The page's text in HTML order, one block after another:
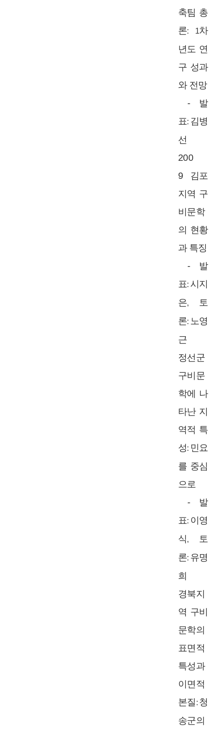
축팀 총
론: 1차
년도 연
구 성과
와 전망
- 발
표: 김병
선
200
9 김포
지역 구
비문학
의 현황
과 특징
- 발
표: 시지
은,
토
론: 노영
근
정선군
구비문
학에 나
타난 지
역적 특
성: 민요
를 중심
으로
- 발
표: 이영
식,
토
론: 유명
희
경북지
역 구비
문학의
표면적
특성과
이면적
본질 : 청
송군의